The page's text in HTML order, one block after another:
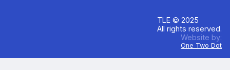
TLE © 2025
All rights reserved.
Website by:
One Two Dot